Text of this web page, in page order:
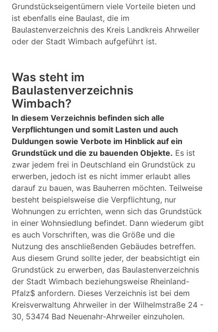
Grundstückseigentümern viele Vorteile bieten und
ist ebenfalls eine Baulast, die im
Baulastenverzeichnis des Kreis Landkreis Ahrweiler
oder der Stadt Wimbach aufgeführt ist.
Was steht im
Baulastenverzeichnis
Wimbach?
In diesem Verzeichnis befinden sich alle
Verpflichtungen und somit Lasten und auch
Duldungen sowie Verbote im Hinblick auf ein
Grundstück und die zu bauenden Objekte. Es ist
zwar jedem frei in Deutschland ein Grundstück zu
erwerben, jedoch ist es nicht immer erlaubt alles
darauf zu bauen, was Bauherren möchten. Teilweise
besteht beispielsweise die Verpflichtung, nur
Wohnungen zu errichten, wenn sich das Grundstück
in einer Wohnsiedlung befindet. Dann wiederum gibt
es auch Vorschriften, was die Größe und die
Nutzung des anschließenden Gebäudes betreffen.
Aus diesem Grund sollte jeder, der beabsichtigt ein
Grundstück zu erwerben, das Baulastenverzeichnis
der Stadt Wimbach beziehungsweise Rheinland-
Pfalz$ anfordern. Dieses Verzeichnis ist bei dem
Kreisverwaltung Ahrweiler in der Wilhelmstraße 24 -
30, 53474 Bad Neuenahr-Ahrweiler einzuholen.